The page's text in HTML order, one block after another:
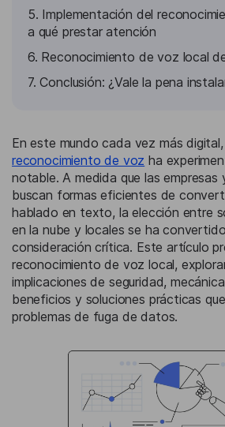
5. Implementación del
a qué prestar atención
6. Reconocimiento de voz local
7. Conclusión: ¿Vale la pena
En este mundo cada vez más digital,
reconocimiento de voz ha
notable. A medida que las empresas
buscan formas eficientes de
hablado en texto, la elección entre
en la nube y locales se ha
consideración crítica. Este artículo
reconocimiento de voz local,
implicaciones de seguridad,
beneficios y soluciones prácticas
problemas de fuga de datos.